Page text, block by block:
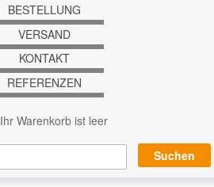
BESTELLUNG
VERSAND
KONTAKT
REFERENZEN
Ihr Warenkorb ist leer